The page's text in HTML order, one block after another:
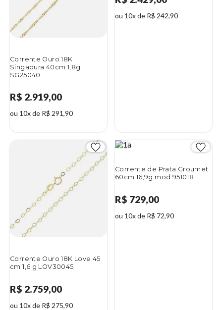
Corrente Ouro 18K
Singapura 40cm 1,8g
SG25040
R$ 2.919,00
ou 10x de R$ 291,90
ou 10x de R$ 242,90
Corrente Ouro 18K Love 45
cm 1,6 g LOV30045
R$ 2.759,00
ou 10x de R$ 275,90
Corrente de Prata Groumet
60cm 16,9g mod 951018
R$ 729,00
ou 10x de R$ 72,90